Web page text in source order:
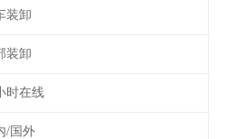
装卸
装卸
时在线
/国外